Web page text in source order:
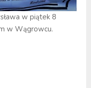
w piątek 8
w Wągrowcu.